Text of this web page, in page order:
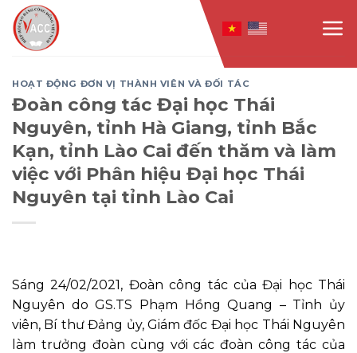
Skip
to
content
HOẠT ĐỘNG ĐƠN VỊ THÀNH VIÊN VÀ ĐỐI TÁC
Đoàn công tác Đại học Thái
Nguyên, tỉnh Hà Giang, tỉnh Bắc
Kạn, tỉnh Lào Cai đến thăm và làm
việc với Phân hiệu Đại học Thái
Nguyên tại tỉnh Lào Cai
Sáng 24/02/2021, Đoàn công tác của Đại học Thái
Nguyên do GS.TS Phạm Hồng Quang – Tỉnh ủy
viên, Bí thư Đảng ủy, Giám đốc Đại học Thái Nguyên
làm trưởng đoàn cùng với các đoàn công tác của